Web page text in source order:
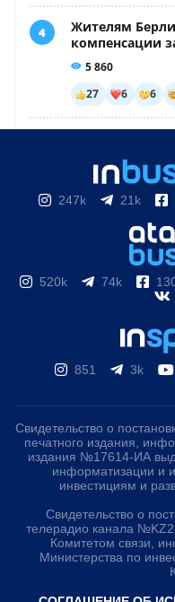
247k 21k
520k 74k
851 3k
Свидетельство о
печатного издания,
издания №17614-ИА
информатизации и
инвестициям и
Свидетельство о
телерадио канала
Комитетом связи,
Министерства по